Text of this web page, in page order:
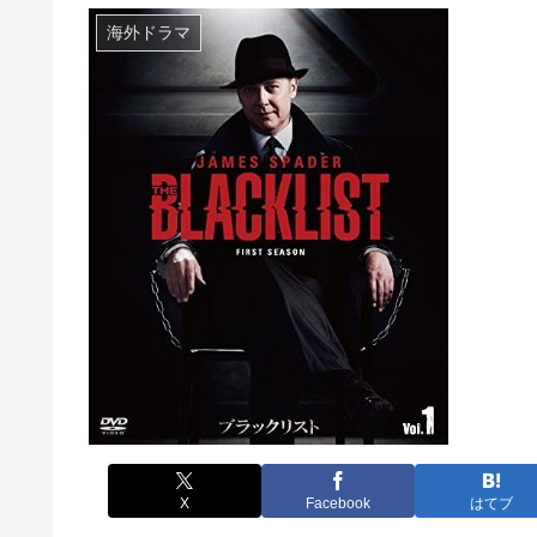
海外ドラマ
X Facebook はてブ